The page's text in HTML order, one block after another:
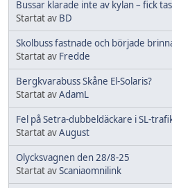
Bussar klarade inte av kylan – fick
Startat av BD
Skolbuss fastnade och började
Startat av Fredde
Bergkvarabuss Skåne El-Solaris?
Startat avAdamL
Fel på Setra-dubbeldäckare i SL-
Startat avAugust
Olycksvagnen den 28/8-25
Startat avScaniaomnilink